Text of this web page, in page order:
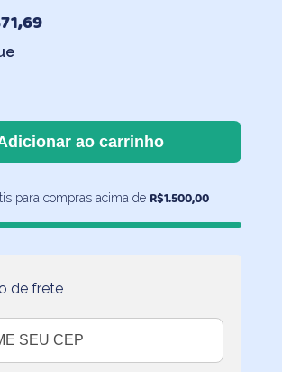
71,69O
R$71,69.ao carrinho
para compras acima de R$1.500,00
de frete